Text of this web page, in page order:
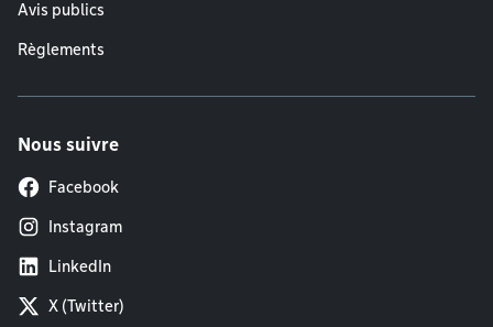
Avis publics
Règlements
Nous suivre
Facebook
Instagram
LinkedIn
X (Twitter)